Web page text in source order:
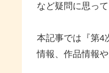
など疑問に思って
本記事では『第4
情報、作品情報